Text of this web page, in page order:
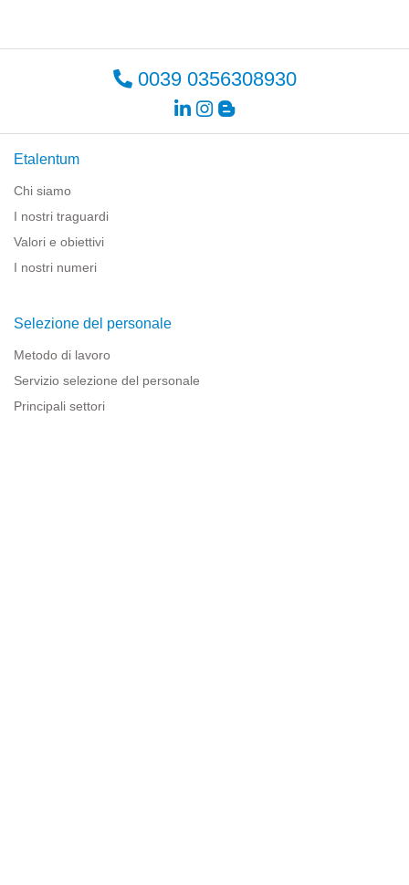
0039 0356308930
Etalentum
Chi siamo
I nostri traguardi
Valori e obiettivi
I nostri numeri
Selezione del personale
Metodo di lavoro
Servizio selezione del personale
Principali settori